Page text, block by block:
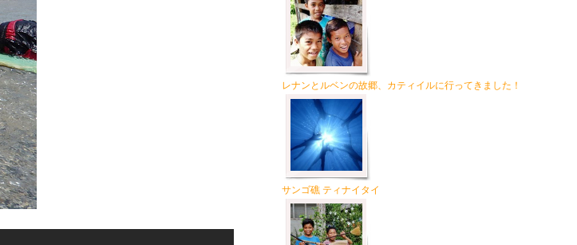
レナンとルベンの故郷、カティイルに行ってきました！
サンゴ礁 ティナイタイ